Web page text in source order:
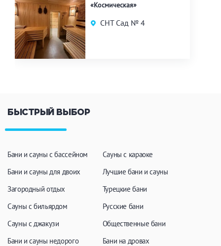
«Космическая»
СНТ Сад № 4
БЫСТРЫЙ ВЫБОР
Бани и сауны с бассейном
Бани и сауны для двоих
Загородный отдых
Сауны с бильярдом
Сауны с джакузи
Бани и сауны недорого
Сауны с караоке
Лучшие бани и сауны
Турецкие бани
Русские бани
Общественные бани
Бани на дровах